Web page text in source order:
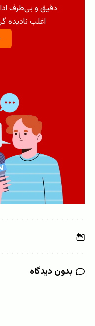
دقیق و بی‌طرف
اغلب نادیده
بدون دیدگاه